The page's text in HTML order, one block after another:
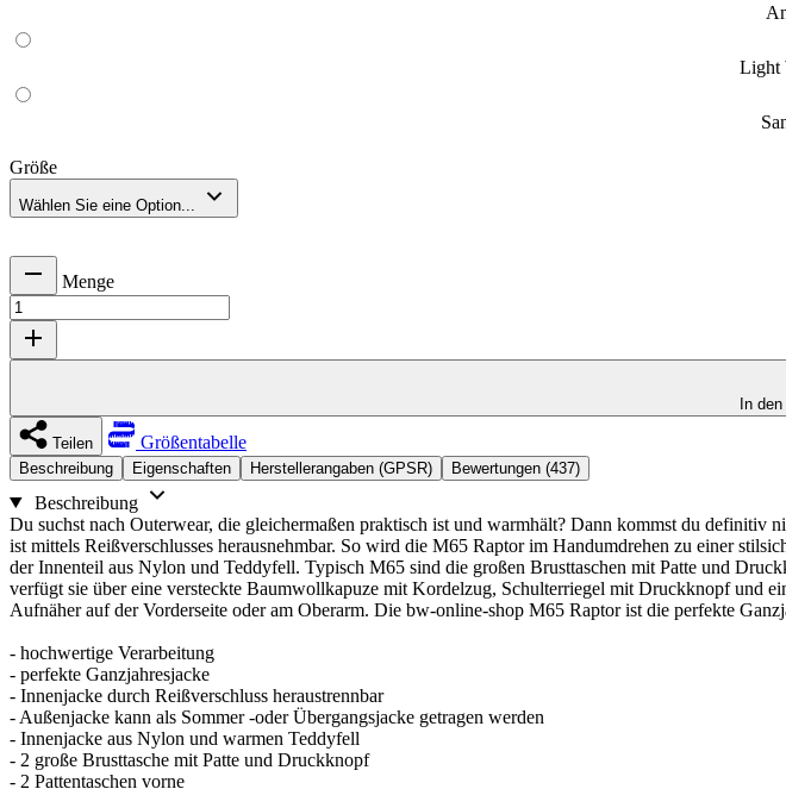
Light
Größe
Wählen Sie eine Option...
Menge
In
Teilen Größentabelle
Beschreibung Eigenschaften Herstellerangaben (GPSR) Bewertungen (437)
Beschreibung
Du suchst nach Outerwear, die gleichermaßen praktisch ist und warmhält? Dann kommst du
ist mittels Reißverschlusses herausnehmbar. So wird die M65 Raptor im Handumdrehen zu einer
der Innenteil aus Nylon und Teddyfell. Typisch M65 sind die großen Brusttaschen mit Patte und
verfügt sie über eine versteckte Baumwollkapuze mit Kordelzug, Schulterriegel mit Druckknopf und
Aufnäher auf der Vorderseite oder am Oberarm. Die bw-online-shop M65 Raptor ist die perfekte
- hochwertige Verarbeitung
- perfekte Ganzjahresjacke
- Innenjacke durch Reißverschluss heraustrennbar
- Außenjacke kann als Sommer -oder Übergangsjacke getragen werden
- Innenjacke aus Nylon und warmen Teddyfell
- 2 große Brusttasche mit Patte und Druckknopf
- 2 Pattentaschen vorne